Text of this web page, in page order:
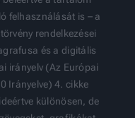
felhasználását is – a
rendelkezései
és a digitális
irányelv (Az Európai
Irányelve) 4. cikke
különösen, de